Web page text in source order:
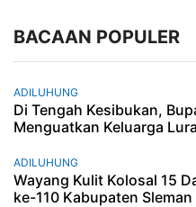
BACAAN POPULER
ADILUHUNG
Di Tengah Kesibukan,
Menguatkan Keluarga
ADILUHUNG
Wayang Kulit Kolosal 15
ke-110 Kabupaten Sleman